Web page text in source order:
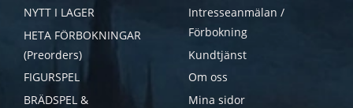
NYTT I LAGER
HETA FÖRBOKNINGAR
(Preorders)
FIGURSPEL
BRÄDSPEL &
Intresseanmälan /
Förbokning
Kundtjänst
Om oss
Mina sidor